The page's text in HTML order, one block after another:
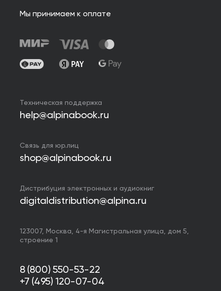
Мы принимаем к оплате
Техническая поддержка
help@alpinabook.ru
Связь для юр.лиц
shop@alpinabook.ru
Дистрибуция электронных и аудиокниг
digitaldistribution@alpina.ru
123007, Москва, 4-я Магистральная улица, дом 5,
строение 1
8 (800) 550-53-22
+7 (495) 120-07-04